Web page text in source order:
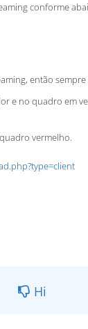
conforme
então sempre
e no quadro em
vermelho.
Ні